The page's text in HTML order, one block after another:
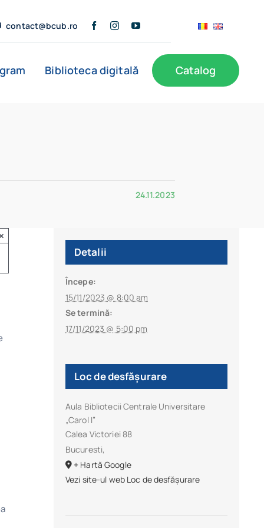
contact@bcub.ro
Biblioteca digitală Catalog
24.11.2023
Detalii
Începe:
15/11/2023 @ 8:00 am
Se termină:
17/11/2023 @ 5:00 pm
Loc de desfășurare
Aula Bibliotecii Centrale Universitare
„Carol I”
Calea Victoriei 88
Bucuresti,
+ Hartă Google
Vezi site-ul web Loc de desfășurare